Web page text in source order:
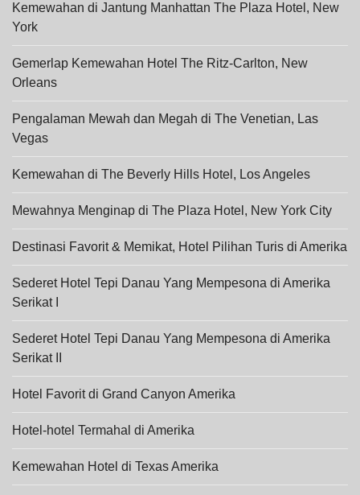
Kemewahan di Jantung Manhattan The Plaza Hotel, New
York
Gemerlap Kemewahan Hotel The Ritz-Carlton, New
Orleans
Pengalaman Mewah dan Megah di The Venetian, Las
Vegas
Kemewahan di The Beverly Hills Hotel, Los Angeles
Mewahnya Menginap di The Plaza Hotel, New York City
Destinasi Favorit & Memikat, Hotel Pilihan Turis di Amerika
Sederet Hotel Tepi Danau Yang Mempesona di Amerika
Serikat I
Sederet Hotel Tepi Danau Yang Mempesona di Amerika
Serikat II
Hotel Favorit di Grand Canyon Amerika
Hotel-hotel Termahal di Amerika
Kemewahan Hotel di Texas Amerika